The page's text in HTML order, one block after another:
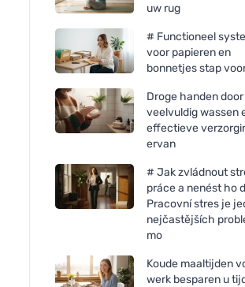
uw rug
# Functioneel
voor papieren en
bonnetjes stap
Droge handen door
veelvuldig wassen
effectieve
ervan
# Jak zvládnout
práce a nenést ho
Pracovní stres je
nejčastějších
mo
Koude maaltijden
werk besparen u